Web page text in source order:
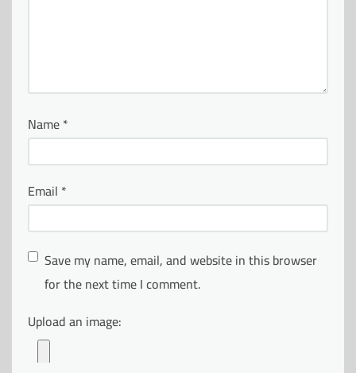
Name*
Email *
Save my name, email, and website in this browser
for the next time I comment.
Upload an image: